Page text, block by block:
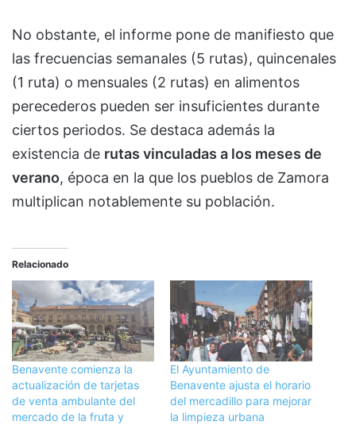
No obstante, el informe pone de manifiesto que
las frecuencias semanales (5 rutas), quincenales
(1 ruta) o mensuales (2 rutas) en alimentos
perecederos pueden ser insuficientes durante
ciertos periodos. Se destaca además la
existencia de rutas vinculadas a los meses de
verano, época en la que los pueblos de Zamora
multiplican notablemente su población.
Relacionado
Benavente comienza la
actualización de tarjetas
de venta ambulante del
mercado de la fruta y
El Ayuntamiento de
Benavente ajusta el horario
del mercadillo para mejorar
la limpieza urbana